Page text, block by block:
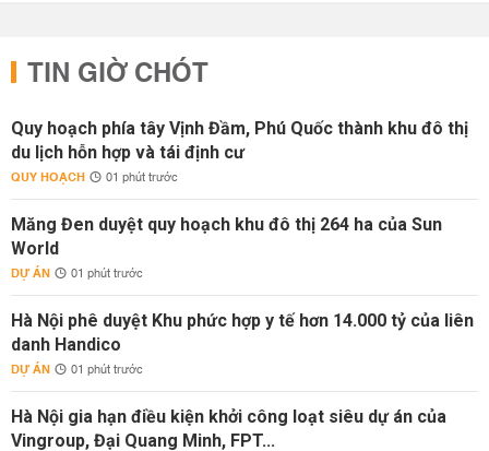
TIN GIỜ CHÓT
Quy hoạch phía tây Vịnh Đầm, Phú Quốc thành khu đô thị
du lịch hỗn hợp và tái định cư
QUY HOẠCH 01 phút trước
Măng Đen duyệt quy hoạch khu đô thị 264 ha của Sun
World
DỰ ÁN 01 phút trước
Hà Nội phê duyệt Khu phức hợp y tế hơn 14.000 tỷ của liên
danh Handico
DỰ ÁN 01 phút trước
Hà Nội gia hạn điều kiện khởi công loạt siêu dự án của
Vingroup, Đại Quang Minh, FPT...